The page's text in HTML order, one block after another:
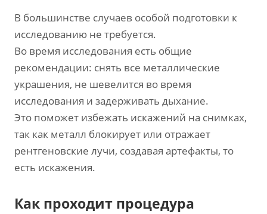
В большинстве случаев особой подготовки к
исследованию не требуется.
Во время исследования есть общие
рекомендации: снять все металлические
украшения, не шевелится во время
исследования и задерживать дыхание.
Это поможет избежать искажений на снимках,
так как металл блокирует или отражает
рентгеновские лучи, создавая артефакты, то
есть искажения.
Как проходит процедура